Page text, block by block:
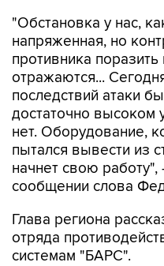
"Обстановка у нас,
напряженная, но
противника
отражаются...
последствий атаки
достаточно высоком
нет. Оборудование,
пытался вывести из
начнет свою работу",
сообщении слова
Глава региона
отряда
системам "БАРС".